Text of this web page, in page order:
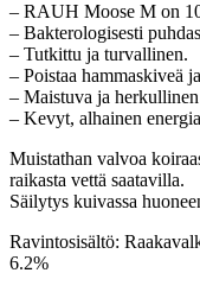
– RAUH Moose M on
– Bakterologisesti
– Tutkittu ja turvallinen.
– Poistaa hammaskiveä
– Maistuva ja
– Kevyt, alhainen
Muistathan valvoa
raikasta vettä saatavilla.
Säilytys kuivassa
Ravintosisältö:
6.2%